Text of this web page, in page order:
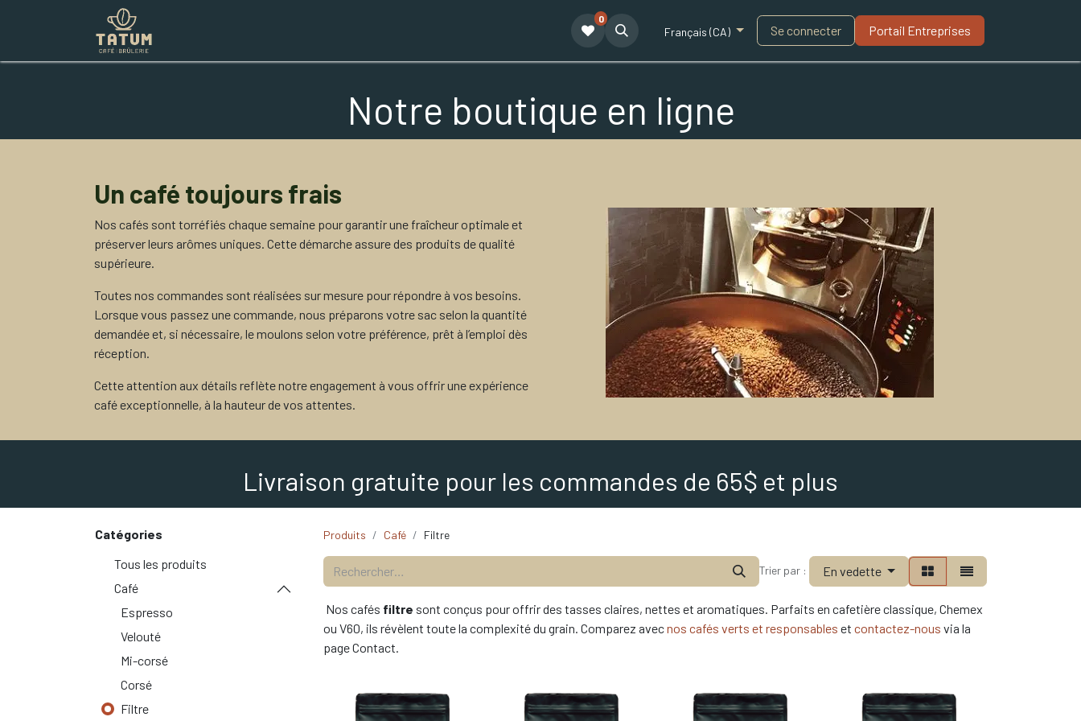
Notre équipe Partenariat Blogue
0
Français (CA) Se connecter Portail Entreprises​
Notre boutique en ligne
Un café toujours frais
Nos cafés sont torréfiés chaque semaine pour garantir une fraîcheur optimale et
préserver leurs arômes uniques. Cette démarche assure des produits de qualité
supérieure.
Toutes nos commandes sont réalisées sur mesure pour répondre à vos besoins.
Lorsque vous passez une commande, nous préparons votre sac selon la quantité
demandée et, si nécessaire, le moulons selon votre préférence, prêt à l’emploi dès
réception.
Cette attention aux détails reflète notre engagement à vous offrir une expérience
café exceptionnelle, à la hauteur de vos attentes.
Livraison gratuite pour les commandes de 65$ et plus
Catégories
Tous les produits
Café
Espresso
Velouté
Mi-corsé
Corsé
Filtre
Produits Café Filtre
Trier par : En vedette
Nos cafés filtre sont conçus pour offrir des tasses claires, nettes et aromatiques. Parfaits en cafetière classique, Chemex
ou V60, ils révèlent toute la complexité du grain. Comparez avecnos cafés verts et responsables et contactez-nous via la
page Contact.